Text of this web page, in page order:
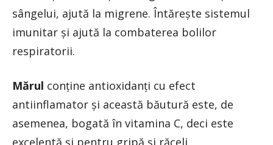
sângelui, ajută la migrene. Întărește sistemul
imunitar și ajută la combaterea bolilor
respiratorii.
Mărul conține antioxidanți cu efect
antiinflamator și această băutură este, de
asemenea, bogată în vitamina C, deci este